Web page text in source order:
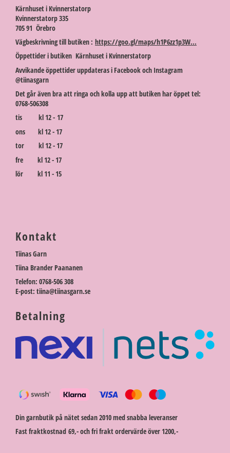
Kärnhuset i Kvinnerstatorp
Kvinnerstatorp 335
705 91 Örebro
Vägbeskrivning till butiken : https://goo.gl/maps/h1P6zz1p3W...
Öppettider i butiken Kärnhuset i Kvinnerstatorp
Avvikande öppettider uppdateras i Facebook och Instagram
@tiinasgarn
Det går även bra att ringa och kolla upp att butiken har öppet tel:
0768-506308
tis kl 12 - 17
ons kl 12 - 17
tor kl 12 - 17
fre kl 12 - 17
lör kl 11 - 15
Kontakt
Tiinas Garn
Tiina Brander Paananen
Telefon: 0768-506 308
E-post: tiina@tiinasgarn.se
Betalning
Din garnbutik på nätet sedan 2010 med snabba leveranser
Fast fraktkostnad 69,- och fri frakt ordervärde över 1200,-